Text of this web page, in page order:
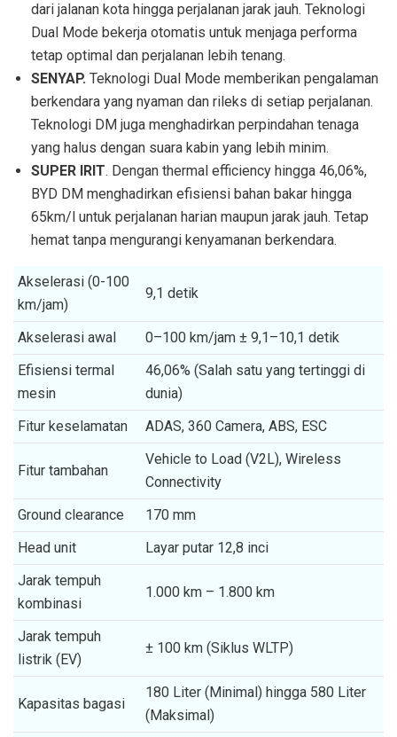
dari jalanan kota hingga perjalanan jarak jauh. Teknologi
Dual Mode bekerja otomatis untuk menjaga performa
tetap optimal dan perjalanan lebih tenang.
SENYAP. Teknologi Dual Mode memberikan pengalaman
berkendara yang nyaman dan rileks di setiap perjalanan.
Teknologi DM juga menghadirkan perpindahan tenaga
yang halus dengan suara kabin yang lebih minim.
SUPER IRIT. Dengan thermal efficiency hingga 46,06%,
BYD DM menghadirkan efisiensi bahan bakar hingga
65km/l untuk perjalanan harian maupun jarak jauh. Tetap
hemat tanpa mengurangi kenyamanan berkendara.
Akselerasi (0-100
km/jam)
9,1 detik
Akselerasi awal
0–100 km/jam ± 9,1–10,1 detik
Efisiensi termal
mesin
46,06% (Salah satu yang tertinggi di
dunia)
Fitur keselamatan
ADAS, 360 Camera, ABS, ESC
Fitur tambahan
Vehicle to Load (V2L), Wireless
Connectivity
Ground clearance
170 mm
Head unit
Layar putar 12,8 inci
Jarak tempuh
kombinasi
1.000 km – 1.800 km
Jarak tempuh
listrik (EV)
± 100 km (Siklus WLTP)
Kapasitas bagasi
180 Liter (Minimal) hingga 580 Liter
(Maksimal)